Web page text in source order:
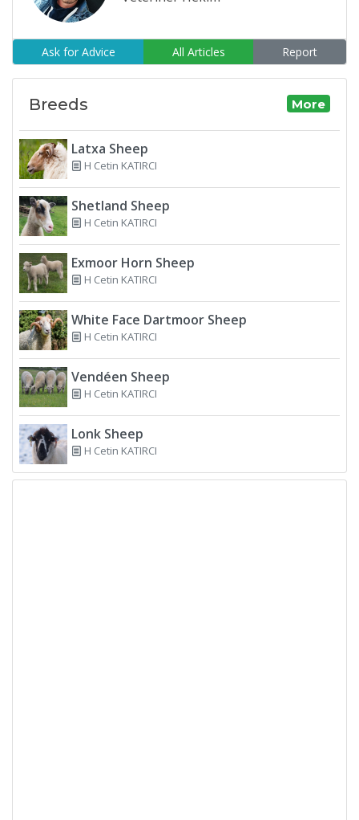
Ask for Advice All Articles Report
Breeds More
Latxa Sheep
H Cetin KATIRCI
Shetland Sheep
H Cetin KATIRCI
Exmoor Horn Sheep
H Cetin KATIRCI
White Face Dartmoor Sheep
H Cetin KATIRCI
Vendéen Sheep
H Cetin KATIRCI
Lonk Sheep
H Cetin KATIRCI